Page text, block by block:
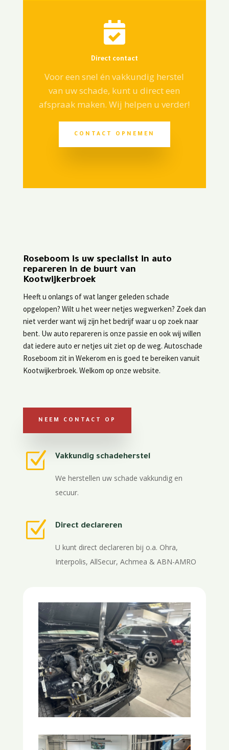

Direct contact
Voor een snel én vakkundig herstel
van uw schade, kunt u direct een
afspraak maken. Wij helpen u verder!
CONTACT OPNEMEN
Roseboom is uw specialist in auto
repareren in de buurt van
Kootwijkerbroek
Heeft u onlangs of wat langer geleden schade
opgelopen? Wilt u het weer netjes wegwerken? Zoek dan
niet verder want wij zijn het bedrijf waar u op zoek naar
bent. Uw auto repareren is onze passie en ook wij willen
dat iedere auto er netjes uit ziet op de weg. Autoschade
Roseboom zit in Wekerom en is goed te bereiken vanuit
Kootwijkerbroek. Welkom op onze website.
NEEM CONTACT OP
Z Vakkundig schadeherstel
We herstellen uw schade vakkundig en
secuur.
Z Direct declareren
U kunt direct declareren bij o.a. Ohra,
Interpolis, AllSecur, Achmea & ABN-AMRO